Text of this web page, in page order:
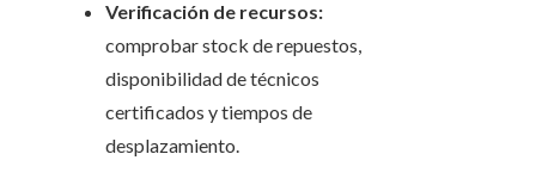
Verificación de recursos:
comprobar stock de repuestos,
disponibilidad de técnicos
certificados y tiempos de
desplazamiento.